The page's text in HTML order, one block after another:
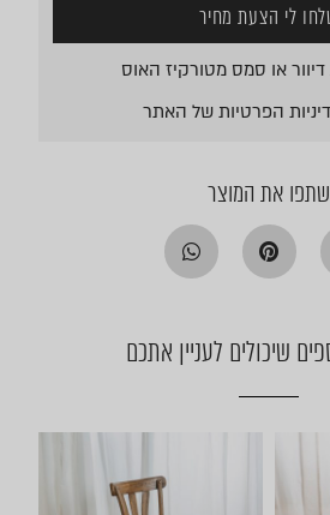
או סמס מטורקיז האוס
הפרטיותשל האתר
לי הצעת מחיר
שתפו את המוצר
שיכולים לעניין אתכם